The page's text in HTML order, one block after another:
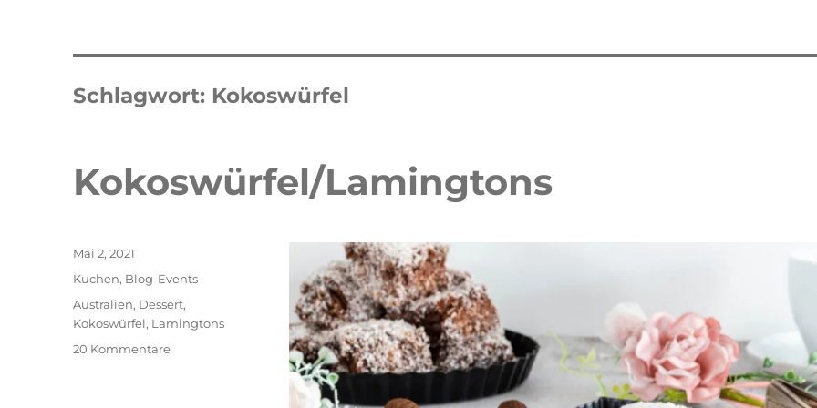
Schlagwort: Kokoswürfel
Kokoswürfel/Lamingtons
Veröffentlicht
Mai 2, 2021
Kategorien
Kuchen, Blog-Events
Schlagwörter
Australien, Dessert,
Kokoswürfel, Lamingtons
20 Kommentarezu
Kokoswürfel/Lamingtons